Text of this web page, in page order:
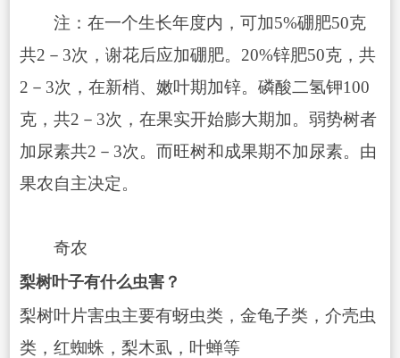
注：在一个生长年度内，可加5%硼肥50克
共2－3次，谢花后应加硼肥。20%锌肥50克，共
2－3次，在新梢、嫩叶期加锌。磷酸二氢钾100
克，共2－3次，在果实开始膨大期加。弱势树者
加尿素共2－3次。而旺树和成果期不加尿素。由
果农自主决定。
奇农
梨树叶子有什么虫害？
梨树叶片害虫主要有蚜虫类，金龟子类，介壳虫
类，红蜘蛛，梨木虱，叶蝉等